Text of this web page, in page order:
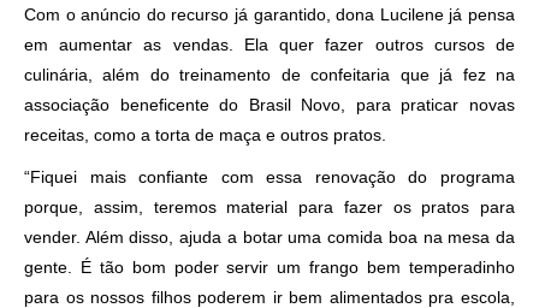
Com o anúncio do recurso já garantido, dona Lucilene já pensa
em aumentar as vendas. Ela quer fazer outros cursos de
culinária, além do treinamento de confeitaria que já fez na
associação beneficente do Brasil Novo, para praticar novas
receitas, como a torta de maça e outros pratos.
“Fiquei mais confiante com essa renovação do programa
porque, assim, teremos material para fazer os pratos para
vender. Além disso, ajuda a botar uma comida boa na mesa da
gente. É tão bom poder servir um frango bem temperadinho
para os nossos filhos poderem ir bem alimentados pra escola,